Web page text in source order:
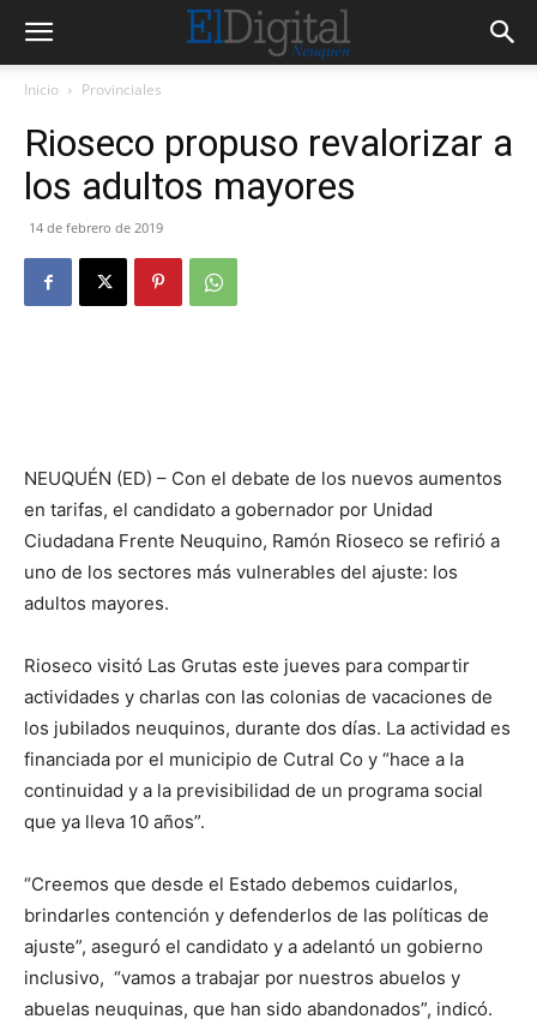
Inicio Provinciales
Rioseco propuso revalorizar a
los adultos mayores
14 de febrero de 2019
NEUQUÉN (ED) – Con el debate de los nuevos aumentos
en tarifas, el candidato a gobernador por Unidad
Ciudadana Frente Neuquino, Ramón Rioseco se refirió a
uno de los sectores más vulnerables del ajuste: los
adultos mayores.
Rioseco visitó Las Grutas este jueves para compartir
actividades y charlas con las colonias de vacaciones de
los jubilados neuquinos, durante dos días. La actividad es
financiada por el municipio de Cutral Co y “hace a la
continuidad y a la previsibilidad de un programa social
que ya lleva 10 años”.
“Creemos que desde el Estado debemos cuidarlos,
brindarles contención y defenderlos de las políticas de
ajuste”, aseguró el candidato y a adelantó un gobierno
inclusivo, “vamos a trabajar por nuestros abuelos y
abuelas neuquinas, que han sido abandonados”, indicó.